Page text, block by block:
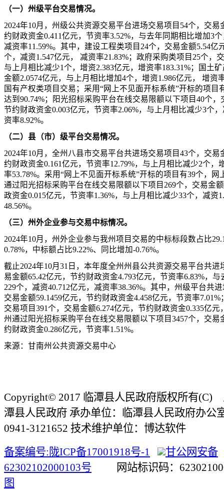
（一）州级平台交易情况。
2024年10月，州级公共资源交易平台进场交易项目54个，交易
约财政资金0.411亿元，节资率3.52%，与去年同期相比增加3
减资率11.59%。其中，建设工程类项目24个，交易金额5.54亿
个，减资1.547亿元， 减资率21.83%；政府采购类项目25个，
与上月相比减少1个，增资2.383亿元，增资率183.31%；国土
金额2.0574亿元，与上月相比增加4个，增资1.986亿元， 增资
国有产权类项目交易；采用“网上不见面开标系统”开标的项目
达到90.74%；阳光招标采购平台在线交易限额以下项目40个，
节约财政资金0.003亿元，节资率2.06%，与上月相比减少3个
资率8.92%。
（二）县（市）级平台交易情况。
2024年10月，全州八县市交易平台共进场交易项目43个，交易
约财政资金0.161亿元，节资率12.79%，与上月相比减少2个，
率53.78%。采用“网上不见面开标系统”开标的项目有39个，网
通过阳光招标采购平台在线交易限额以下项目269个，交易金
政资金0.015亿元，节资率1.36%，与上月相比减少33个，减资
48.56%。
（三）州外企业参与交易中标情况。
2024年10月，州外企业参与我州项目交易的中标标段数占比
0.78%，中标额占比9.22%、同比增加-0.76%。
截止2024年10月31日，本年度全州州县公共资源交易平台共进
易金额65.42亿元，节约财政资金4.793亿元，节资率6.83%，
229个，减资40.712亿元，减资率38.36%。其中，州级平台共
交易金额59.1459亿元，节约财政资金4.458亿元，节资率
交易项目391个，交易金额6.274亿元，节约财政资金0.335亿元
州通过阳光招标采购平台在线交易限额以下项目3457个，交易
约财政资金0.286亿元，节资率1.51%。
来源： 甘南州公共资源交易中心
Copyright© 2017 临潭县人民政府版权所有(C)
潭县人民政府 承办单位：临潭县人民政府办
0941-3121652 技术维护单位：博达软件
备案编号:陇ICP备17001918号-1
甘公网安备
62302102000103号 网站标识码：
图